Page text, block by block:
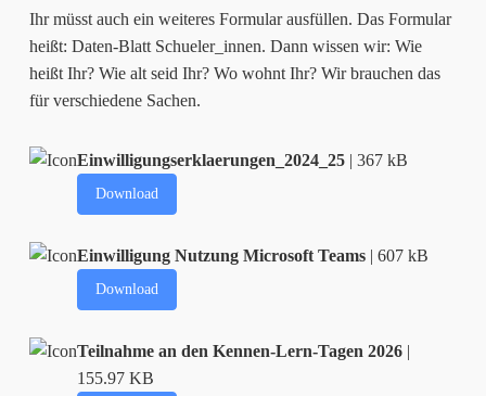
Ihr müsst auch ein weiteres Formular ausfüllen. Das Formular
heißt: Daten-Blatt Schueler_innen. Dann wissen wir: Wie
heißt Ihr? Wie alt seid Ihr? Wo wohnt Ihr? Wir brauchen das
für verschiedene Sachen.
Einwilligungserklaerungen_2024_25 | 367 kB
Download
Einwilligung Nutzung Microsoft Teams | 607 kB
Download
Teilnahme an den Kennen-Lern-Tagen 2026 |
155.97 KB